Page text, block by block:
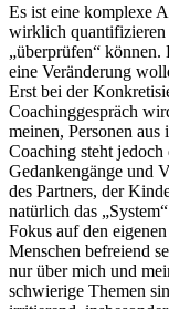
Es ist eine komplexe
wirklich quantifizieren
„überprüfen“ können.
eine Veränderung
Erst bei der
Coachinggespräch
meinen, Personen
Coaching steht
Gedankengänge und
des Partners, der
natürlich das
Fokus auf den
Menschen befreiend
nur über mich und
schwierige Themen